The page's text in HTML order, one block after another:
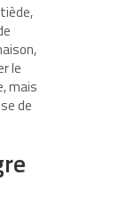
le
mais
de